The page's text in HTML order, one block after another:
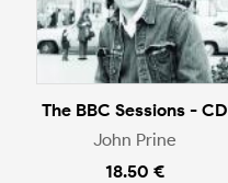
The BBC Sessions - CD
John Prine
18.50 €